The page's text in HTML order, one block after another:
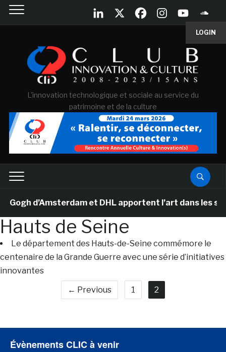
LOGIN
L'innovation technologique et sociale au service du
patrimoine et de la culture
d’Amsterdam et DHL apportent l’art dans les
Hauts de Seine
Le département des Hauts-de-Seine commémore le
centenaire de la Grande Guerre avec une série d’initiatives
innovantes
← Previous
1 2
Évènements CLIC à venir